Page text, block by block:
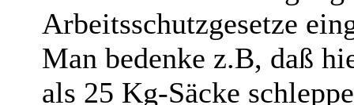
Arbeitsschutzgesetze
Man bedenke z.B, daß
als 25 Kg-Säcke